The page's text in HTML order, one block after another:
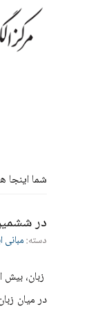
شما اینجا
در
دسته:مبانی
زبان،
در میان